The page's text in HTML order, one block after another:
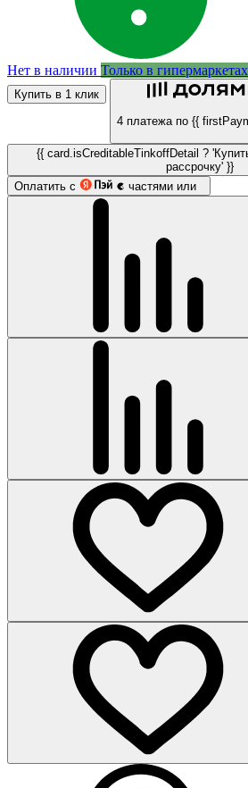
Нет в наличии Только в гипермаркетах
Купить в 1 клик
4 платежа по {{
{{ card.isCreditableTinkoffDetail ?
рассрочку' }}
Оплатить с
частями или